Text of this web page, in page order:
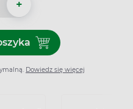
+
do koszyka Seni
Dowiedz się więcej